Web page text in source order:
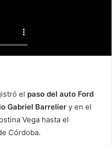
el paso del auto Ford
Gabriel Barrelier y en el
Vega hasta el
Córdoba.